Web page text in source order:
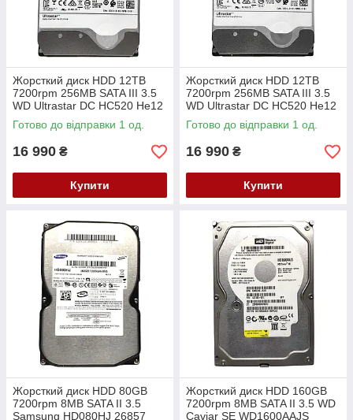
Жорсткий диск HDD 12TB
7200rpm 256MB SATA III 3.5
WD Ultrastar DC HC520 He12
HUH721212ALE604 0F30146
PVD6E
Готово до відправки 1 од.
16 990 ₴
Купити
Жорсткий диск HDD 12TB
7200rpm 256MB SATA III 3.5
WD Ultrastar DC HC520 He12
HUH721212ALE604 0F29592
2B8SY
Готово до відправки 1 од.
16 990 ₴
Купити
Жорсткий диск HDD 80GB
7200rpm 8MB SATA II 3.5
Samsung HD080HJ 26857
Жорсткий диск HDD 160GB
7200rpm 8MB SATA II 3.5 WD
Caviar SE WD1600AAJS